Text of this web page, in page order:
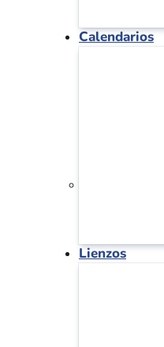
Calendarios
Lienzos